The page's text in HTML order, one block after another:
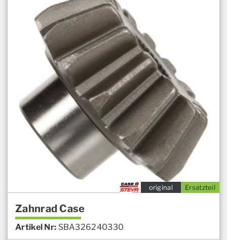
Ersatzteil
original
Zahnrad Case
Artikel Nr: SBA326240330